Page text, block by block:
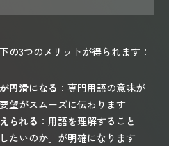
の3つのメリットが得られます：
円滑になる ：専門用語の意味が
望がスムーズに伝わります
られる ：用語を理解すること
たいのか」が明確になります